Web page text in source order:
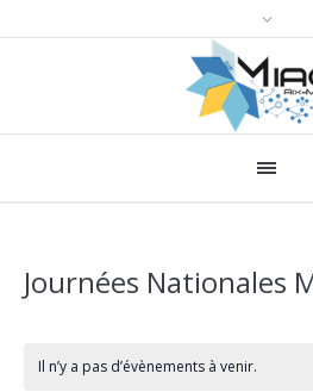
Journées Nationales
Il n’y a pas d’évènements à venir.